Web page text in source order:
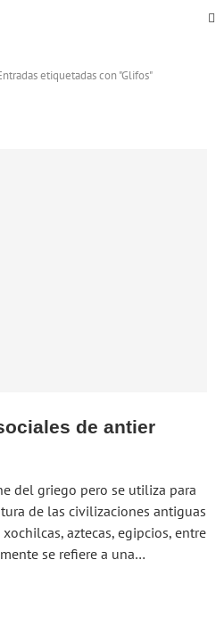
etiquetadas con "Glifos"
de antier
del griego pero se utiliza para
de las civilizaciones antiguas
aztecas, egipcios, entre
se refiere a una…